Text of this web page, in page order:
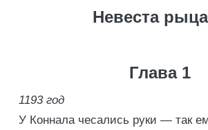
Невеста
Глава 1
1193 год
У Коннала чесались руки — так